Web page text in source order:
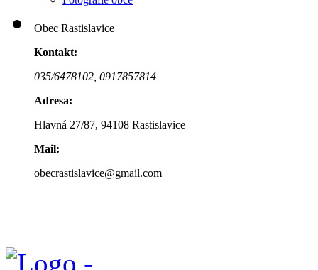
Obec Rastislavice
Kontakt:
035/6478102, 0917857814
Adresa:
Hlavná 27/87, 94108 Rastislavice
Mail:
obecrastislavice@gmail.com